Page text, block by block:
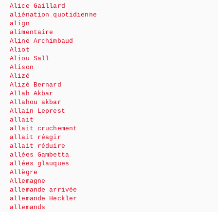
Alice Gaillard
aliénation quotidienne
align
alimentaire
Aline Archimbaud
Aliot
Aliou Sall
Alison
Alizé
Alizé Bernard
Allah Akbar
Allahou akbar
Allain Leprest
allait
allait cruchement
allait réagir
allait réduire
allées Gambetta
allées glauques
Allègre
Allemagne
allemande arrivée
allemande Heckler
allemands